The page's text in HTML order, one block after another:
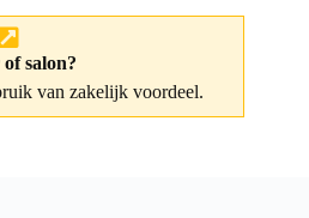
salon?
van zakelijk voordeel.